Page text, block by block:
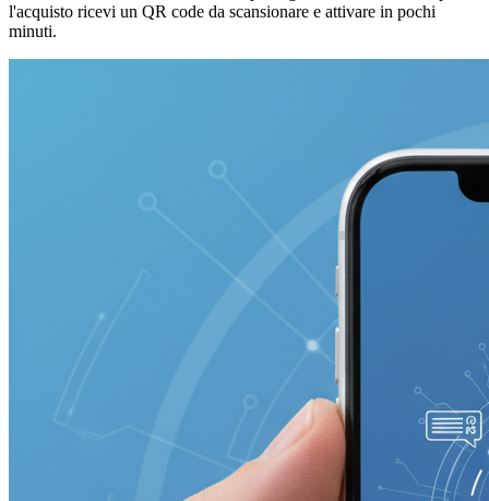
l'acquisto ricevi un QR code da scansionare e attivare in pochi
minuti.